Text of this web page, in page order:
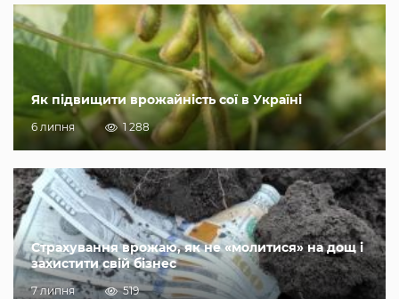
Як підвищити врожайність сої в Україні
6 липня 1 288
Страхування врожаю, як не «молитися» на дощ і
захистити свій бізнес
7 липня 519